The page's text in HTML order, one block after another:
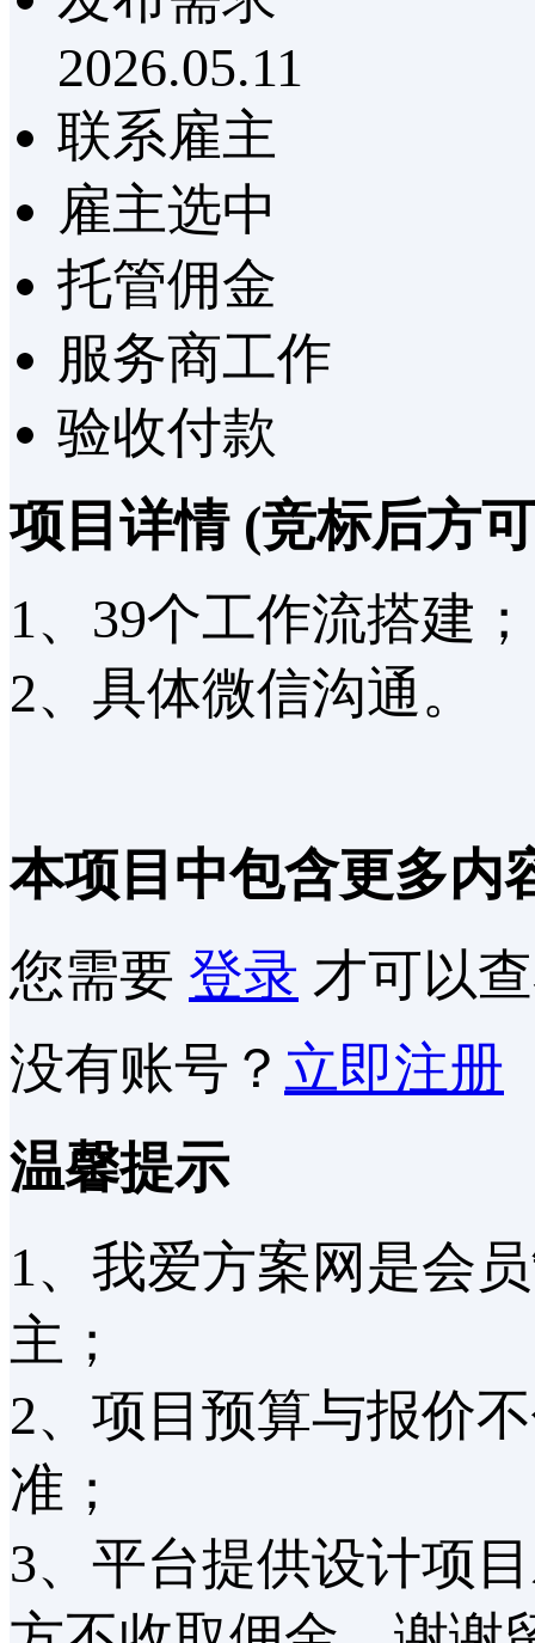
2026.05.11
联系雇主
雇主选中
托管佣金
服务商工作
验收付款
项目详情 (竞标后方
1、39个工作流搭建；
2、具体微信沟通。
本项目中包含更多内
您需要 登录 才可以
没有账号？ 立即注册
温馨提示
1、我爱方案网是会
主；
2、项目预算与报价
准；
3、平台提供设计项